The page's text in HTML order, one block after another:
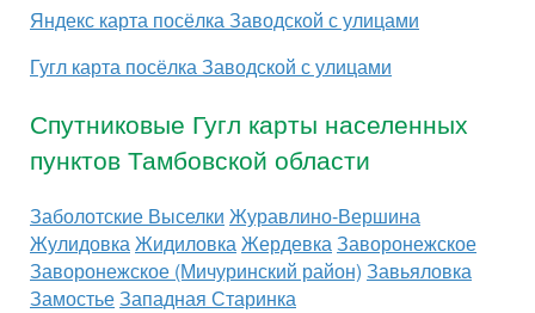
Яндекс карта посёлка Заводской с улицами
Гугл карта посёлка Заводской с улицами
Спутниковые Гугл карты населенных
пунктов Тамбовской области
Заболотские Выселки Журавлино-Вершина
Жулидовка Жидиловка Жердевка Заворонежское
Заворонежское (Мичуринский район) Завьяловка
ЗамостьеЗападная Старинка